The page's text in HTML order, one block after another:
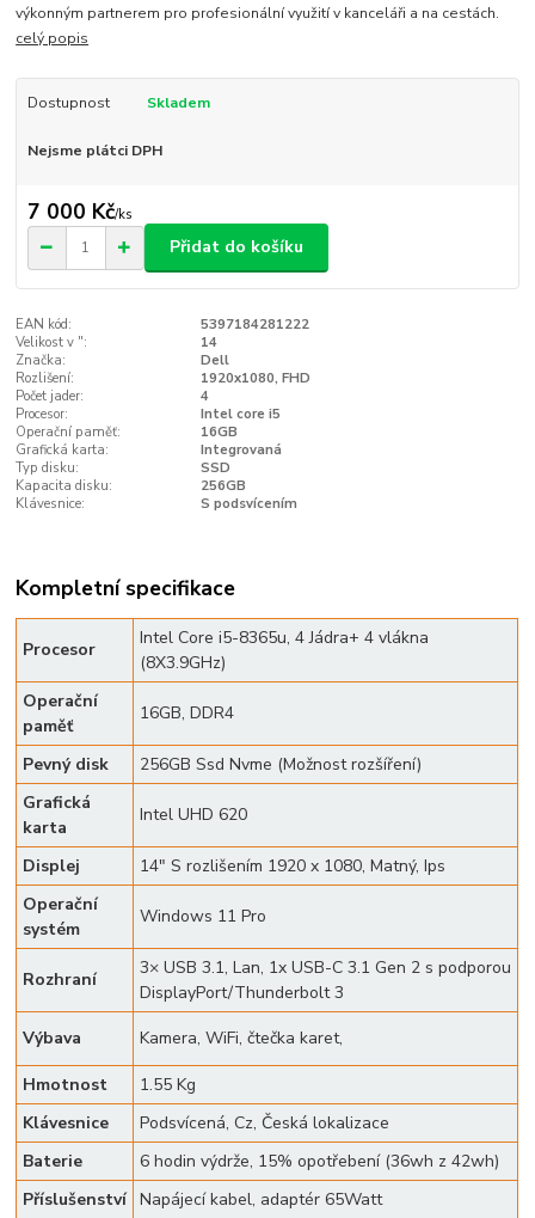
výkonným partnerem pro profesionální využití v kanceláři a na cestách.
celý popis
Dostupnost Skladem
Nejsme plátci DPH
7 000 Kč/ks
Přidat do košíku
EAN kód:
5397184281222
Velikost v ":
14
Značka:
Dell
Rozlišení:
1920x1080, FHD
Počet jader:
4
Procesor:
Intel core i5
Operační paměť:
16GB
Grafická karta:
Integrovaná
Typ disku:
SSD
Kapacita disku:
256GB
Klávesnice:
S podsvícením
Kompletní specifikace
Procesor
Intel Core i5-8365u, 4 Jádra+ 4 vlákna
(8X3.9GHz)
Operační
paměť
16GB, DDR4
Pevný disk
256GB Ssd Nvme (Možnost rozšíření)
Grafická
karta
Intel UHD 620
Displej
14" S rozlišením 1920 x 1080, Matný, Ips
Operační
systém
Windows 11 Pro
Rozhraní
3× USB 3.1, Lan, 1x USB-C 3.1 Gen 2 s podporou
DisplayPort/Thunderbolt 3
Výbava
Kamera, WiFi, čtečka karet,
Hmotnost
1.55 Kg
Klávesnice
Podsvícená, Cz, Česká lokalizace
Baterie
6 hodin výdrže, 15% opotřebení (36wh z 42wh)
Příslušenství Napájecí kabel, adaptér 65Watt